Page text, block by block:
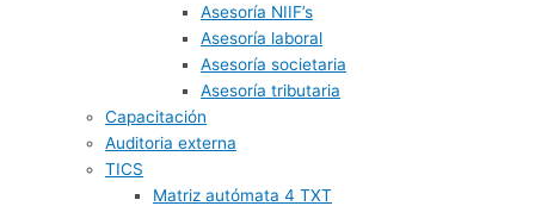
Asesoría NIIF’s
Asesoría laboral
Asesoría societaria
Asesoría tributaria
Capacitación
Auditoria externa
TICS
Matriz autómata 4 TXT